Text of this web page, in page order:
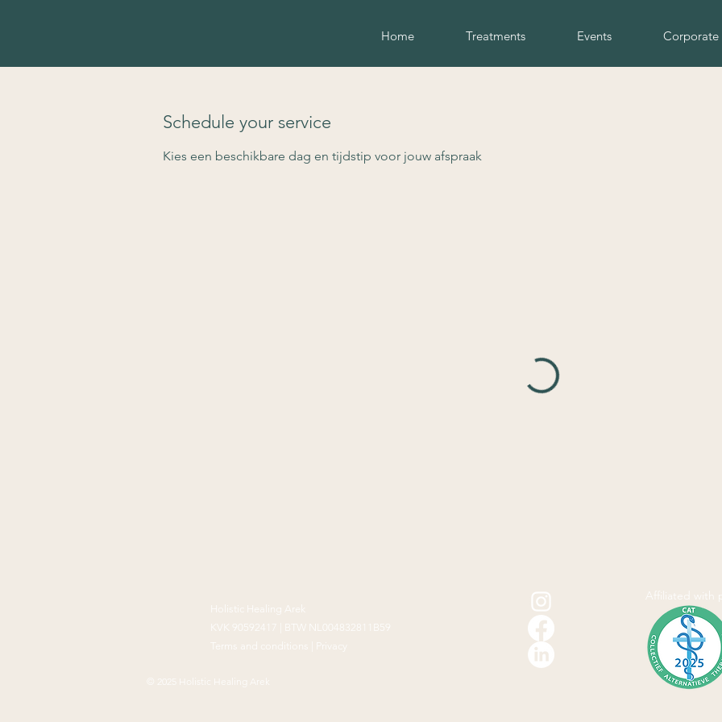
Home Treatments Events Corporate
Schedule your service
Kies een beschikbare dag en tijdstip voor jouw afspraak
Holistic Healing Arek
KVK 90592417 |
BTW NL004832811B59
Terms and conditions
Privacy
© 2025 Holistic Healing Arek
Affiliated with